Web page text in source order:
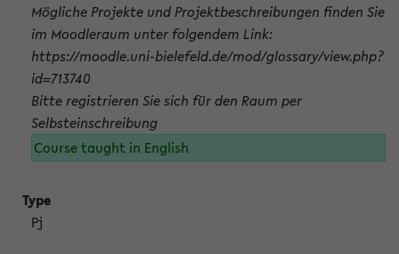
Mögliche Projekte und Projektbeschreibungen finden Sie
im Moodleraum unter folgendem Link:
https://moodle.uni-bielefeld.de/mod/glossary/view.php?
id=713740
Bitte registrieren Sie sich für den Raum per
Selbsteinschreibung
Course taught in English
Pj